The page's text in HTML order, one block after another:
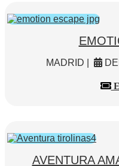
MADRID |
AVENTURA